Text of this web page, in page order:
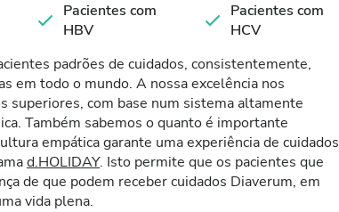
Pacientes com
HBV
Pacientes com
HCV
padrões de cuidados, consistentemente,
em todo o mundo. A nossa excelência nos
superiores, com base num sistema altamente
Também sabemos o quanto é importante
empática garante uma experiência de cuidados
d.HOLIDAY. Isto permite que os pacientes que
de que podem receber cuidados Diaverum, em
vida plena.